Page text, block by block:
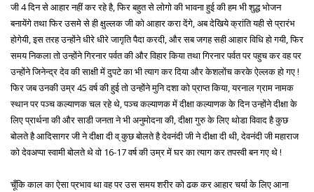
जी 4 दिन से आहार नहीं कर रहे है, फिर बहुत से लोगो की भावना हुई की हम भी शुद्ध भोजन
बनायेंगे तथा फिर उसमे से ही क्षुल्लक जी को आहार करा देंगे, अब देखिये क्रांति यही से प्रारंभ
होगेयी, इस तरह उन्होंने धीरे धीरे जागृति पैदा करदी, और सब जगह सही आहार विधि हो गयी, फिर
समय निकला तो उन्होंने गिरनार पर्वत की और विहार किया तथा गिरनार पर्वत पर पहुच कर वह पर
उन्होंने जिनेन्द्र देव की साक्षी में दुपटे का भी त्याग कर दिया और केशलोंच करके ऐल्लक हो गए !
फिर जब उनकी उम्र 45 वर्ष की हुई तो उन्होंने मुनि दशा को प्राप्त किया, यरनाल ग्राम नामक
स्थान पर पञ्च कल्याणक चल रहे थे, पञ्च कल्याणक में दीक्षा कल्याणक के दिन उन्होंने दीक्षा के
लिए प्रार्थना की और साडी जनता ने भी अनुमोदना की, दीक्षा गुरु के लिए थोडा विवाद है कुछ
बोलते है आदिसागर जी ने दीक्षा दी व् कुछ बोलते है देवनंदी जी ने दीक्षा दी थी, देवनंदी जी महाराज
को देवअप्पा स्वामी बोलते थे वो 16-17 वर्ष की उम्र में घर का त्याग कर तपस्वी बन गए थे !
चूँकि काल का ऐसा प्रभाव था वह पर उस समय शरीर को ढक कर आहार चर्या के लिए आना